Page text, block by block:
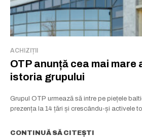
ACHIZIȚII
OTP anunță cea mai mare
istoria grupului
Grupul OTP urmează să intre pe piețele
prezența la 14 țări și crescându-și activele
CONTINUĂ SĂ CITEȘTI